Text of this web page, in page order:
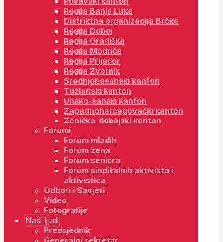
Regija Banja Luka
Distriktna organizacija Brčko
Regija Doboj
Regija Gradiška
Regija Modriča
Regija Prijedor
Regija Zvornik
Srednjobosanski kanton
Tuzlanski kanton
Unsko-sanski kanton
Zapadnohercegovački kanton
Zeničko-dobojski kanton
Forumi
Forum mladih
Forum žena
Forum seniora
Forum sindikalnih aktivista i
aktivistica
Odbori i Savjeti
Video
Fotografije
Naši ljudi
Predsjednik
Generalni sekretar